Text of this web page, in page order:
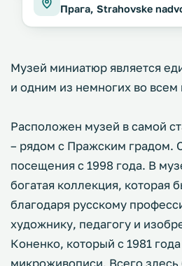
Прага, Strahovskе
Музей миниатюр является
и одним из немногих во всем
Расположен музей в самой
– рядом с Пражским градом.
посещения с 1998 года. В
богатая коллекция, которая
благодаря русскому
художнику, педагогу и
Коненко, который с 1981
микроживописи. Всего здесь